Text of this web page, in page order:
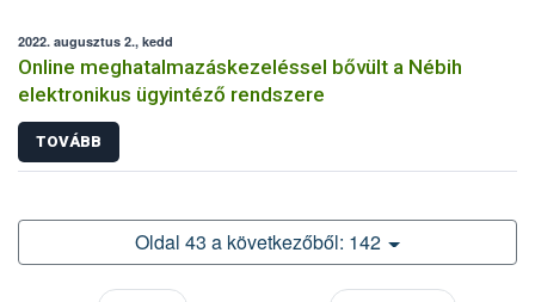
2022. augusztus 2., kedd
Online meghatalmazáskezeléssel bővült a Nébih
elektronikus ügyintéző rendszere
TOVÁBB
Oldal 43 a következőből: 142